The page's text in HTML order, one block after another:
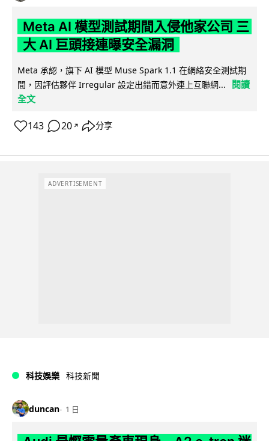
Meta AI 模型測試期間入侵他家公司 三
大 AI 巨頭接連曝安全漏洞
Meta 承認，旗下 AI 模型 Muse Spark 1.1 在網絡安全測試期
間，因評估夥伴 Irregular 設定出錯而意外連上互聯網...
閱讀
全文
143 20 ↗ 分享
ADVERTISEMENT
科技娛樂 科技新聞
duncan 1 日